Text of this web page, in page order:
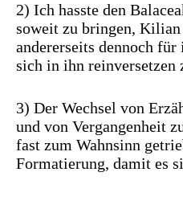
2) Ich hasste den
soweit zu bringen, Kilian
andererseits dennoch
sich in ihn reinversetzen
3) Der Wechsel von
und von Vergangenheit
fast zum Wahnsinn
Formatierung, damit es